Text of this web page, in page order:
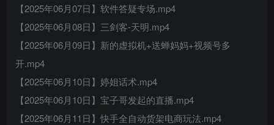
【2025年06月07日】软件答疑专场.mp4
【2025年06月08日】三剑客-天明.mp4
【2025年06月09日】新的虚拟机+送蝉妈妈+视频号多
开.mp4
【2025年06月10日】婷姐话术.mp4
【2025年06月10日】宝子哥发起的直播.mp4
【2025年06月11日】快手全自动货架电商玩法.mp4